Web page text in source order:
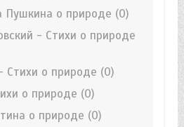
Пушкина о природе (0)
- Стихи о природе
Стихи о природе (0)
о природе (0)
о природе (0)